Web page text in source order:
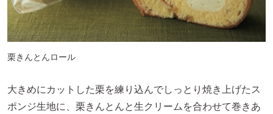
栗きんとんロール
大きめにカットした栗を練り込んでしっとり焼き上げたス
ポンジ生地に、栗きんとんと生クリームを合わせて巻きあ